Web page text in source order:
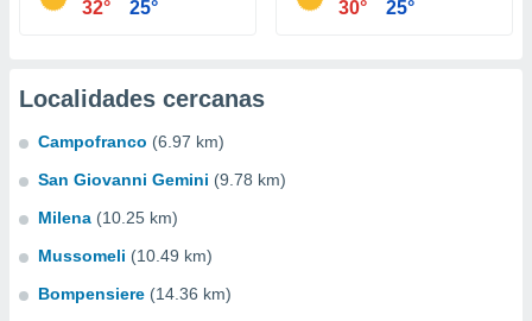
32° 25° 30° 25°
Localidades cercanas
Campofranco (6.97 km)
San Giovanni Gemini (9.78 km)
Milena (10.25 km)
Mussomeli (10.49 km)
Bompensiere (14.36 km)